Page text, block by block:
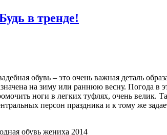
в тренде!
обувь – это очень важная деталь
на зиму или раннюю весну. Погода в
ноги в легких туфлях, очень велик.
персон праздника и к тому же
обувь жениха 2014